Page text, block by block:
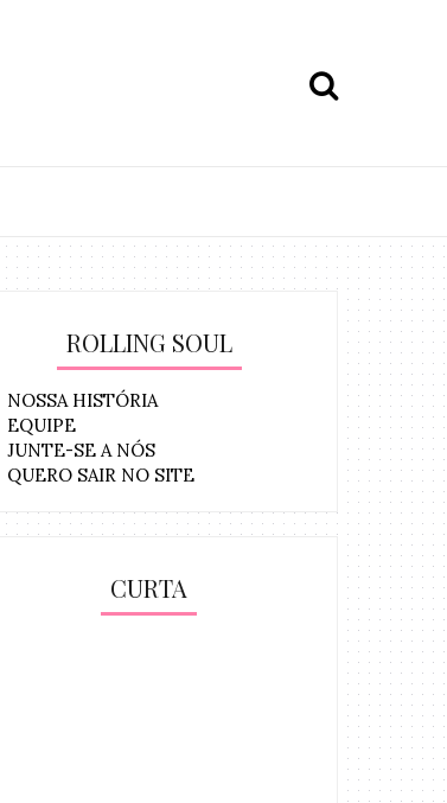
ROLLING SOUL
NOSSA HISTÓRIA
EQUIPE
JUNTE-SE A NÓS
QUERO SAIR NO SITE
CURTA